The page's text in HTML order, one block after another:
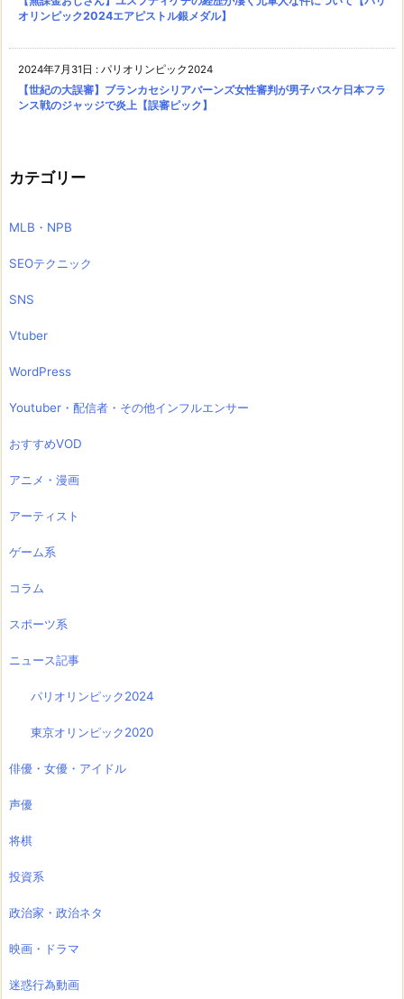
オリンピック2024エアピストル銀メダル】
2024年7月31日 : パリオリンピック2024
【世紀の大誤審】ブランカセシリアバーンズ女性審判が男子バスケ日本フラ
ンス戦のジャッジで炎上【誤審ピック】
カテゴリー
MLB・NPB
SEOテクニック
SNS
Vtuber
WordPress
Youtuber・配信者・その他インフルエンサー
おすすめVOD
アニメ・漫画
アーティスト
ゲーム系
コラム
スポーツ系
ニュース記事
パリオリンピック2024
東京オリンピック2020
俳優・女優・アイドル
声優
将棋
投資系
政治家・政治ネタ
映画・ドラマ
迷惑行為動画